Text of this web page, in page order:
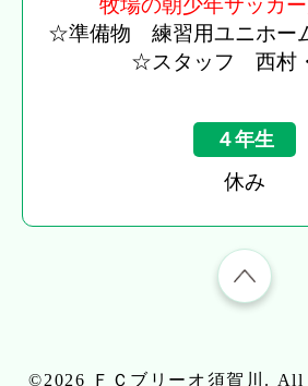
牧場の朝少年サッカ
☆準備物 練習用ユニホー
☆スタッフ 西村
４年生
休み
©2026 ＦＣブリーオ須賀川 . All